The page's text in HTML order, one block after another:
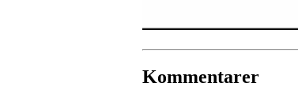
Kommentarer